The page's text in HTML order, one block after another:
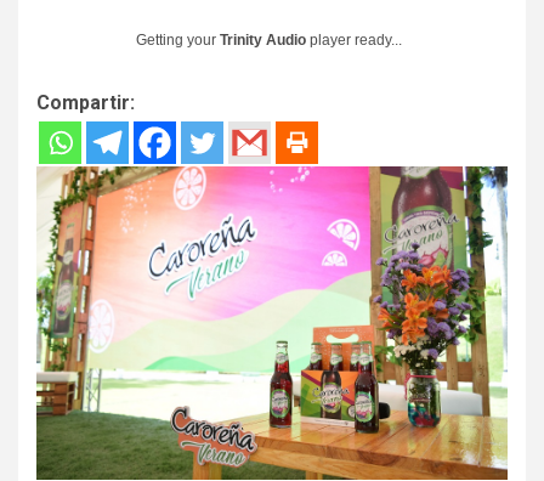
Getting your Trinity Audio player ready...
Compartir: